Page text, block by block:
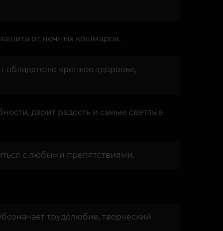
от ночных кошмаров.
обладателю крепкое здоровье,
дарит радость и самые светлые
с любыми препятствиями.
трудолюбие, творческий